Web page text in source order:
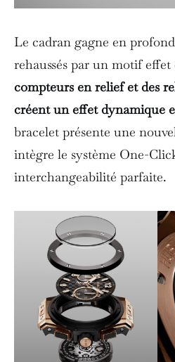
Le cadran gagne en
rehaussés par un motif effet
compteurs en relief et des
créent un effet dynamique
bracelet présente une
intègre le système One-
interchangeabilité parfaite.